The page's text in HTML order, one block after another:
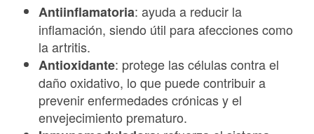
Antiinflamatoria: ayuda a reducir la
inflamación, siendo útil para afecciones como
la artritis.
Antioxidante: protege las células contra el
daño oxidativo, lo que puede contribuir a
prevenir enfermedades crónicas y el
envejecimiento prematuro.